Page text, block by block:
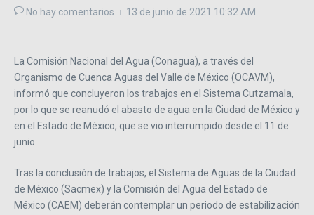
No hay comentarios 13 de junio de 2021 10:32 AM
La Comisión Nacional del Agua (Conagua), a través del
Organismo de Cuenca Aguas del Valle de México (OCAVM),
informó que concluyeron los trabajos en el Sistema Cutzamala,
por lo que se reanudó el abasto de agua en la Ciudad de México y
en el Estado de México, que se vio interrumpido desde el 11 de
junio.
Tras la conclusión de trabajos, el Sistema de Aguas de la Ciudad
de México (Sacmex) y la Comisión del Agua del Estado de
México (CAEM) deberán contemplar un periodo de estabilización